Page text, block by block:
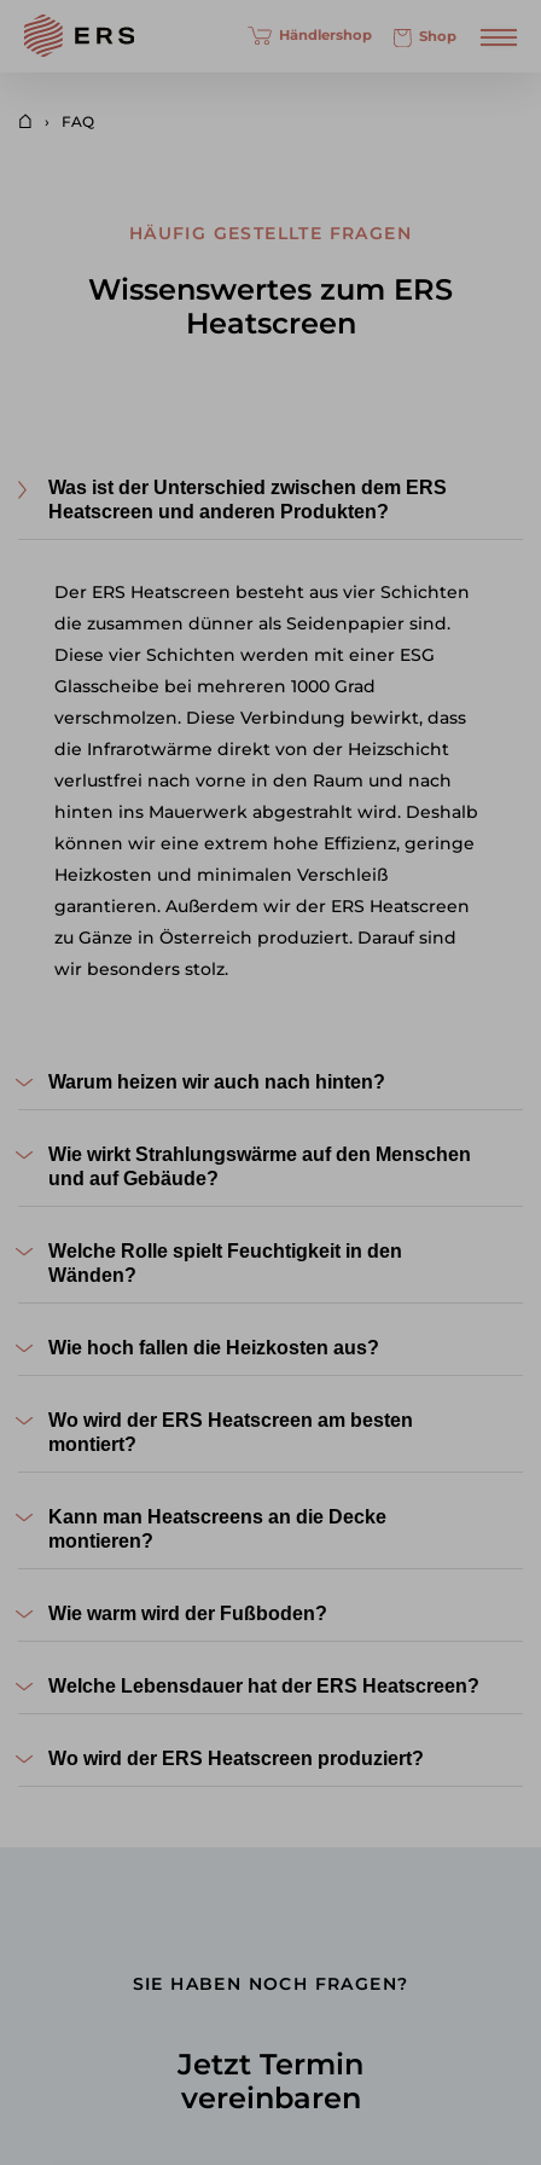
Händlershop Shop
FAQ
HÄUFIG GESTELLTE FRAGEN
Wissenswertes zum ERS
Heatscreen
Was ist der Unterschied zwischen dem ERS
Heatscreen und anderen Produkten?
Der ERS Heatscreen besteht aus vier Schichten
die zusammen dünner als Seidenpapier sind.
Diese vier Schichten werden mit einer ESG
Glasscheibe bei mehreren 1000 Grad
verschmolzen. Diese Verbindung bewirkt, dass
die Infrarotwärme direkt von der Heizschicht
verlustfrei nach vorne in den Raum und nach
hinten ins Mauerwerk abgestrahlt wird. Deshalb
können wir eine extrem hohe Effizienz, geringe
Heizkosten und minimalen Verschleiß
garantieren. Außerdem wir der ERS Heatscreen
zu Gänze in Österreich produziert. Darauf sind
wir besonders stolz.
Warum heizen wir auch nach hinten?
Wie wirkt Strahlungswärme auf den Menschen
und auf Gebäude?
Welche Rolle spielt Feuchtigkeit in den
Wänden?
Wie hoch fallen die Heizkosten aus?
Wo wird der ERS Heatscreen am besten
montiert?
Kann man Heatscreens an die Decke
montieren?
Wie warm wird der Fußboden?
Welche Lebensdauer hat der ERS Heatscreen?
Wo wird der ERS Heatscreen produziert?
SIE HABEN NOCH FRAGEN?
Jetzt Termin
vereinbaren